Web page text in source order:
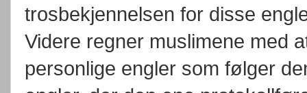
trosbekjennelsen for disse
Videre regner muslimene med
personlige engler som følger